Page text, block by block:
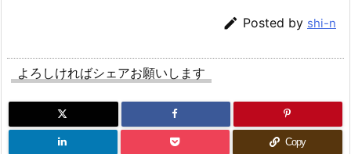
 Posted by shi-n
よろしければシェアお願いします
Copy